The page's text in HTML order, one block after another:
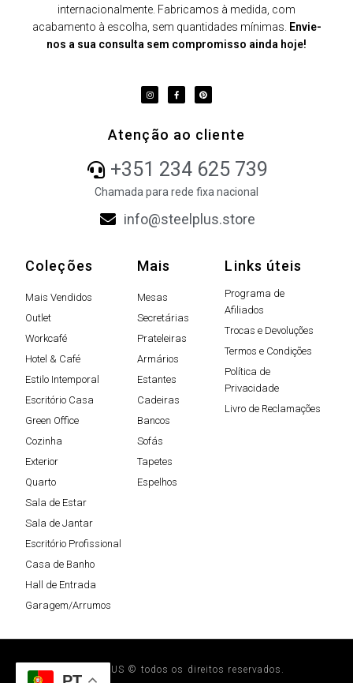
internacionalmente. Fabricamos à medida, com
acabamento à escolha, sem quantidades mínimas. Envie-
nos a sua consulta sem compromisso ainda hoje!
Atenção ao cliente
+351 234 625 739
Chamada para rede fixa nacional
info@steelplus.store
Coleções
Mais Vendidos
Outlet
Workcafé
Hotel & Café
Estilo Intemporal
Escritório Casa
Green Office
Cozinha
Exterior
Quarto
Sala de Estar
Sala de Jantar
Escritório Profissional
Casa de Banho
Hall de Entrada
Garagem/Arrumos
Mais
Mesas
Secretárias
Prateleiras
Armários
Estantes
Cadeiras
Bancos
Sofás
Tapetes
Espelhos
Links úteis
Programa de
Afiliados
Trocas e Devoluções
Termos e Condições
Política de
Privacidade
Livro de Reclamações
STEELPLUS © todos os direitos reservados.